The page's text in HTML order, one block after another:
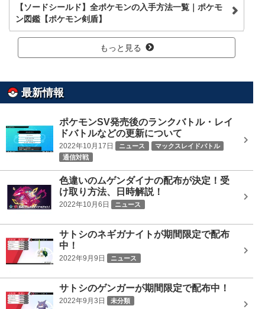
【ソードシールド】全ポケモンの入手方法一覧｜ポケモ
ン図鑑【ポケモン剣盾】
もっと見る
最新情報
ポケモンSV発売後のランクバトル・レイ
ドバトルなどの更新について
2022年10月17日 ニュース
マックスレイドバトル
通信対戦
色違いのムゲンダイナの配布が決定！受
け取り方法、日時解説！
2022年10月6日 ニュース
サトシのネギガナイトが期間限定で配布
中！
2022年9月9日 ニュース
サトシのゲンガーが期間限定で配布中！
2022年9月3日 未分類